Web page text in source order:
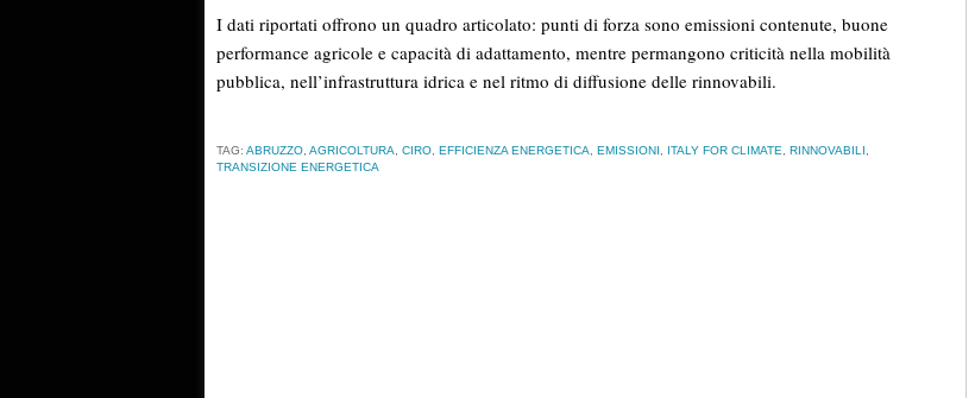
I dati riportati offrono un quadro articolato: punti di forza sono emissioni contenute, buone
performance agricole e capacità di adattamento, mentre permangono criticità nella mobilità
pubblica, nell’infrastruttura idrica e nel ritmo di diffusione delle rinnovabili.
TAG: ABRUZZO, AGRICOLTURA, CIRO, EFFICIENZA ENERGETICA, EMISSIONI , ITALY FOR CLIMATE, RINNOVABILI ,
TRANSIZIONE ENERGETICA